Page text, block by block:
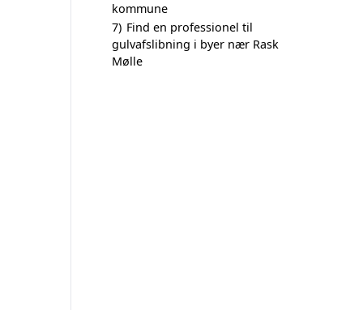
kommune
7) Find en professionel til
gulvafslibning i byer nær Rask
Mølle